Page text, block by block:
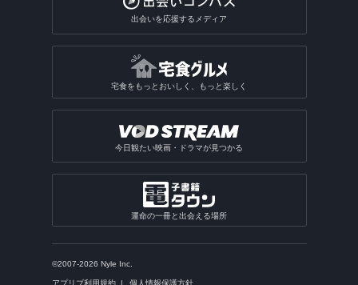
出会いを応援するメディア
宅食をもっとおいしく、もっと楽しく
今日観たい映画・ドラマが見つかる
運命の一冊と出会える場所
©2007-2026 Nyle Inc.
アプリブ利用規約 個人情報保護方針